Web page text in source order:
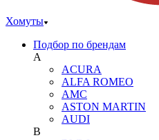
Хомуты
Подбор по брендам
A
ACURA
ALFA ROMEO
AMC
ASTON MARTIN
AUDI
B